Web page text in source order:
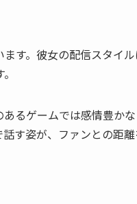
す。彼女の配信スタイ
るゲームでは感情豊か
す姿が、ファンとの距